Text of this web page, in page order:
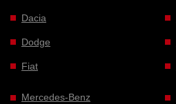
Dacia
Dodge
Fiat
Mercedes-Benz